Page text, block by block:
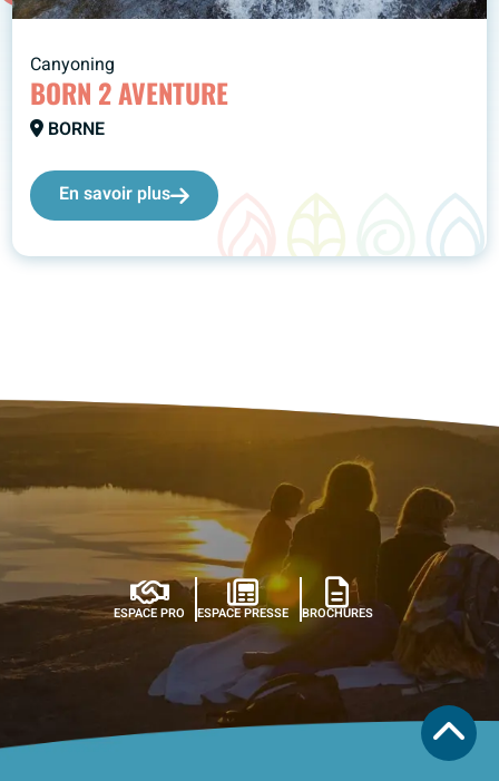
Canyoning
BORN 2 AVENTURE
BORNE
En savoir plus
ESPACE PRO ESPACE PRESSE BROCHURES